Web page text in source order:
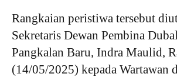
Rangkaian peristiwa tersebut
Sekretaris Dewan Pembina
Pangkalan Baru, Indra Maulid,
(14/05/2025) kepada Wartawan